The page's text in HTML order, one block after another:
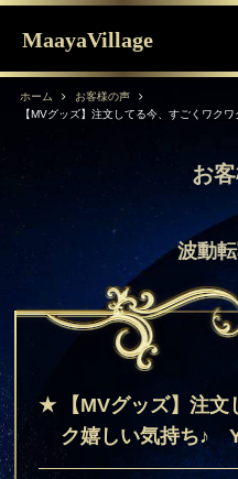
MaayaVillage
ホーム
お客様の声
【MVグッズ】注文してる今、すごくワク
お
波動
【MVグッズ】注
ク嬉しい気持ち♪